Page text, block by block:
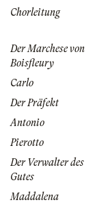
Chorleitung
Der Marchese von
Boisfleury
Carlo
Der Präfekt
Antonio
Pierotto
Der Verwalter des
Gutes
Maddalena